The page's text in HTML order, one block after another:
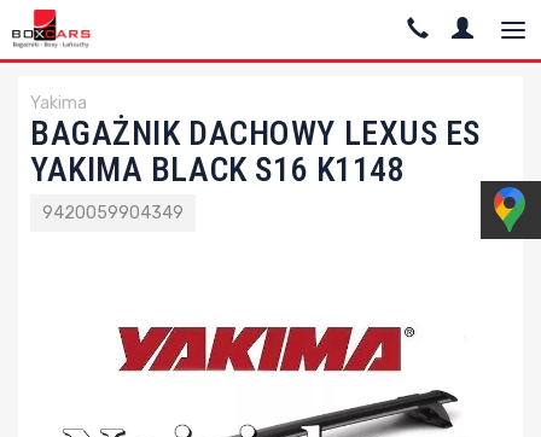
Yakima
BAGAŻNIK DACHOWY LEXUS ES
YAKIMA BLACK S16 K1148
9420059904349